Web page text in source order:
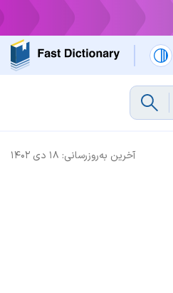
آخرین به‌روزرسانی: ۱۸ دی ۱۴۰۲